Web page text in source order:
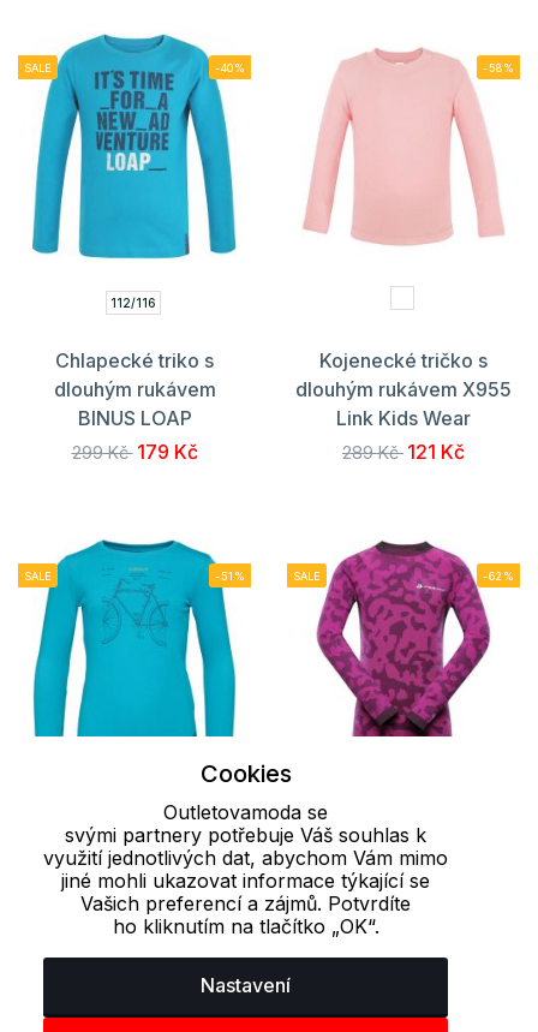
SALE -40%
112/116
Chlapecké triko s
dlouhým rukávem
BINUS LOAP
299 Kč 179 Kč
-58%
Kojenecké tričko s
dlouhým rukávem X955
Link Kids Wear
289 Kč 121 Kč
SALE -51%
122/128
Chlapecké tričko
BUVON LOAP
249 Kč 121 Kč
SALE -62%
Dětské spodní triko
dlouhý rukáv EVADO
ALPINE PRO
799 Kč298 Kč
Cookies
Outletovamoda se
svými partnery potřebuje Váš souhlas k
využití jednotlivých dat, abychom Vám mimo
jiné mohli ukazovat informace týkající se
Vašich preferencí a zájmů. Potvrdíte
ho kliknutím na tlačítko „OK“.
Nastavení